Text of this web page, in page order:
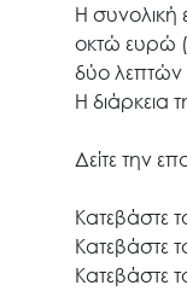
Η συνολική
οκτώ ευρώ
δύο λεπτών
Η διάρκεια
Δείτε την
Κατεβάστε
Κατεβάστε
Κατεβάστε